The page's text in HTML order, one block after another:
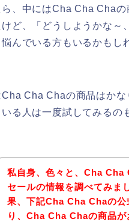
ら、中にはCha Cha Chaの
ど、「どうしようかな～
んでいる方もいるかもし
Cha Chaの商品はかな
る人は一度試してみるの
私自身、色々と、Cha Cha
セールの情報を調べてみま
果、下記Cha Cha Chaの公
り、Cha Cha Chaの商品が